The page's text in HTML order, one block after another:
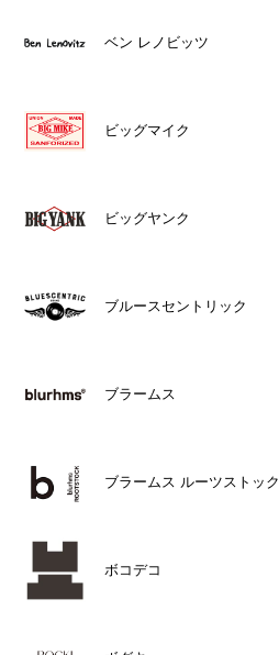
ベン レノビッツ
ビッグマイク
ビッグヤンク
ブルースセントリック
ブラームス
ブラームス ルーツストック
ボコデコ